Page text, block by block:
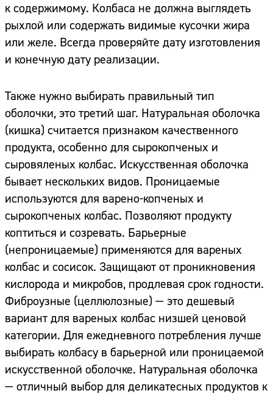
к содержимому. Колбаса не должна выглядеть
рыхлой или содержать видимые кусочки жира
или желе. Всегда проверяйте дату изготовления
и конечную дату реализации.
Также нужно выбирать правильный тип
оболочки, это третий шаг. Натуральная оболочка
(кишка) считается признаком качественного
продукта, особенно для сырокопченых и
сыровяленых колбас. Искусственная оболочка
бывает нескольких видов. Проницаемые
используются для варено-копченых и
сырокопченых колбас. Позволяют продукту
коптиться и созревать. Барьерные
(непроницаемые) применяются для вареных
колбас и сосисок. Защищают от проникновения
кислорода и микробов, продлевая срок годности.
Фиброузные (целлюлозные) — это дешевый
вариант для вареных колбас низшей ценовой
категории. Для ежедневного потребления лучше
выбирать колбасу в барьерной или проницаемой
искусственной оболочке. Натуральная оболочка
— отличный выбор для деликатесных продуктов к